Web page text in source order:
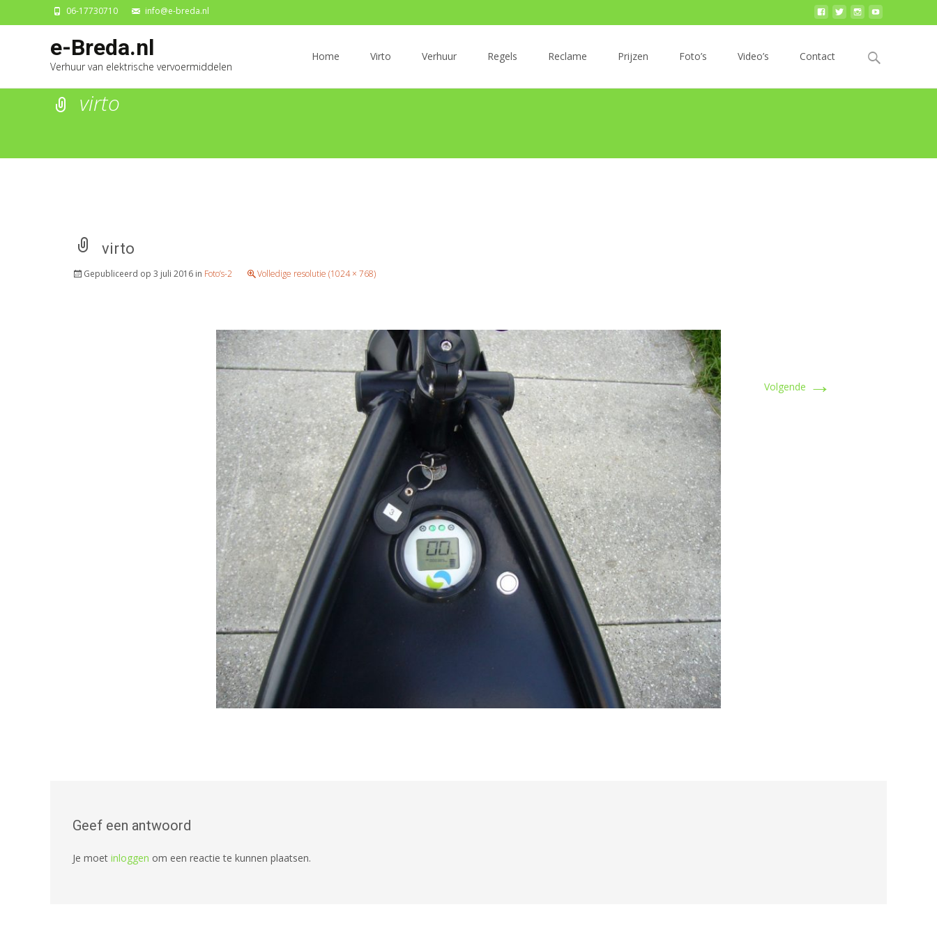
06-17730710 info@e-breda.nl
e-Breda.nl
Verhuur van elektrische vervoermiddelen
naar
inhoud
Home Virto Verhuur Regels Reclame Prijzen Foto’s Video’s Contact
Zoek
naar:
virto
virto
Gepubliceerd op 3 juli 2016 in Foto’s-2 Volledige resolutie (1024 × 768)
Volgende →
Geef een antwoord
Je moet inloggen om een reactie te kunnen plaatsen.